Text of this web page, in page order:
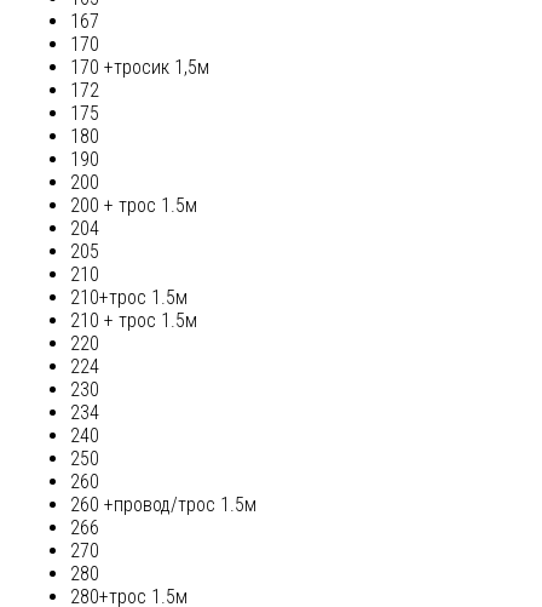
167
170
170 +тросик 1,5м
172
175
180
190
200
200 + трос 1.5м
204
205
210
210+трос 1.5м
210 + трос 1.5м
220
224
230
234
240
250
260
260 +провод/трос 1.5м
266
270
280
280+трос 1.5м